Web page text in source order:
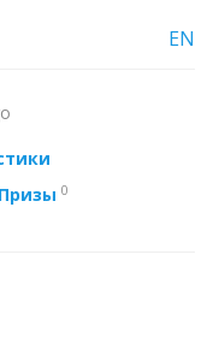
EN
Призы 0